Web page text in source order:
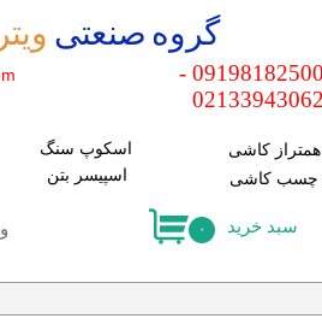
حساب کاربری من
تغییر کلمه عبور
سفارشات
​گروه صنعتی
۰ سبد خرید
09198182500 -
​همتراز کاشی
​چسب کاشی
اسکوپ سنگ
اسپیسر بتن